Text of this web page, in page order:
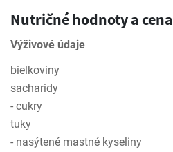
Nutričné hodnoty a cena
Výživové údaje
bielkoviny
sacharidy
- cukry
tuky
- nasýtené mastné kyseliny